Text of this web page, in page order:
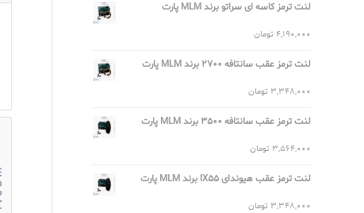
لنت ترمز کاسه ای سراتو برند MLM پارت
4,190,000 تومان
لنت ترمز عقب سانتافه 2700 برند MLM پارت
3,348,000 تومان
لنت ترمز عقب سانتافه 3500 برند MLM پارت
3,564,000 تومان
لنت ترمز عقب هیوندای IX55 برند MLM پارت
3,348,000 تومان